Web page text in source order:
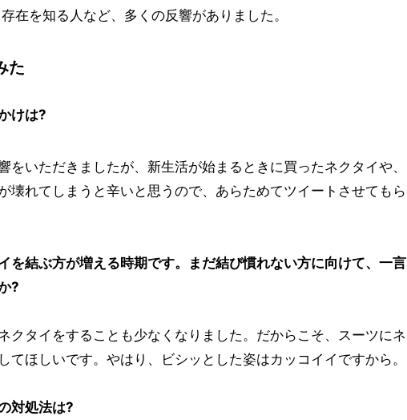
在を知る人など、多くの反響がありました。
た
けは?
をいただきましたが、新生活が始まるときに買ったネクタイや、
壊れてしまうと辛いと思うので、あらためてツイートさせてもら
結ぶ方が増える時期です。まだ結び慣れない方に向けて、一言
?
クタイをすることも少なくなりました。だからこそ、スーツにネ
てほしいです。やはり、ビシッとした姿はカッコイイですから。
対処法は?